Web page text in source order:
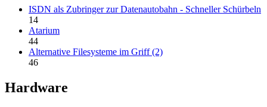
ISDN als Zubringer zur Datenautobahn - Schneller Schürbeln
14
Atarium
44
Alternative Filesysteme im Griff (2)
46
Hardware